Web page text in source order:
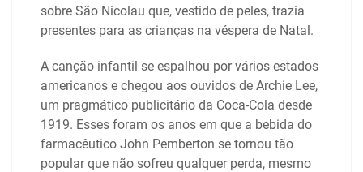
sobre São Nicolau que, vestido de peles, trazia
presentes para as crianças na véspera de Natal.
A canção infantil se espalhou por vários estados
americanos e chegou aos ouvidos de Archie Lee,
um pragmático publicitário da Coca-Cola desde
1919. Esses foram os anos em que a bebida do
farmacêutico John Pemberton se tornou tão
popular que não sofreu qualquer perda, mesmo